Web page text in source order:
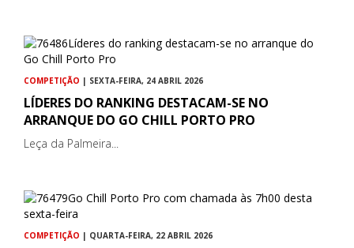
COMPETIÇÃO | SEXTA-FEIRA, 24 ABRIL 2026
LÍDERES DO RANKING DESTACAM-SE NO
ARRANQUE DO GO CHILL PORTO PRO
Leça da Palmeira...
COMPETIÇÃO | QUARTA-FEIRA, 22 ABRIL 2026